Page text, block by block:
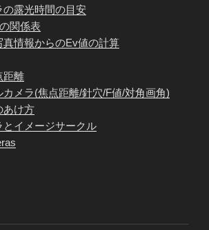
の露光時間の目安
関係表
真情報からのEv値の計算
距離
メラ(焦点距離/針穴/F値/対角画角)
あけ方
とイメージサークル